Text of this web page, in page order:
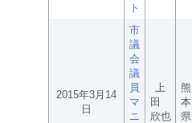
ト
2015年3月14
日
市
議
会
議
員
マ
ニ
上
田
欣也
熊
本
県